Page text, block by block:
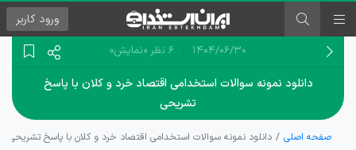
ورود کاربر
۱۴۰۴/۰۶/۳۰ 6 نظر «نمایش»
دانلود نمونه سوالات استخدامی اقتصاد خرد و کلان با پاسخ
تشریحی
صفحه اصلی دانلود نمونه سوالات استخدامی اقتصاد خرد و کلان با پاسخ تشریحی